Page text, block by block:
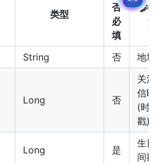
类型
否
必
填
参数
述
String 否 地址
Long 否
关注
信时
(时间
戳)
Long 是
生日(
间戳)